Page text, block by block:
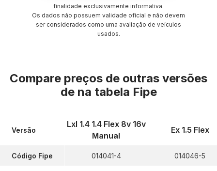
finalidade exclusivamente informativa.
Os dados não possuem validade oficial e não devem
ser considerados como uma avaliação de veículos
usados.
Compare preços de outras versões
de na tabela Fipe
Versão
Código Fipe
Lxl 1.4 1.4 Flex 8v 16v
Manual
014041-4
Ex 1.5 Flex
014046-5